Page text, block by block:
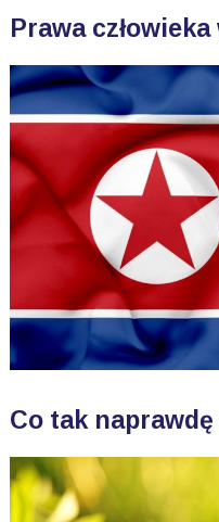
Prawa
Co tak